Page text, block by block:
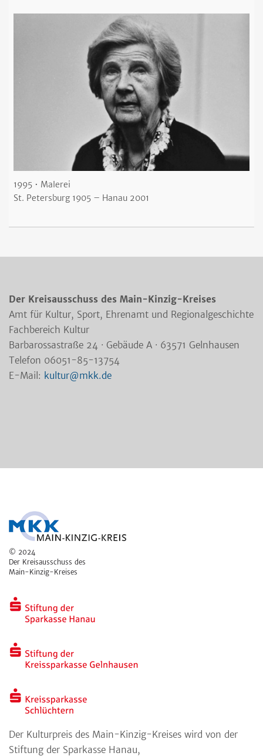
1995 • Malerei
St. Petersburg 1905 – Hanau 2001
Der Kreisausschuss des Main-Kinzig-Kreises
Amt für Kultur, Sport, Ehrenamt und Regionalgeschichte
Fachbereich Kultur
Barbarossastraße 24 · Gebäude A · 63571 Gelnhausen
Telefon 06051-85-13754
E-Mail: kultur@mkk.de
© 2024
Der Kreisausschuss des
Main-Kinzig-Kreises
Der Kulturpreis des Main-Kinzig-Kreises wird von der
Stiftung der Sparkasse Hanau,